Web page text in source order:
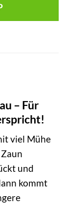
– Für
viel Mühe
und
kommt